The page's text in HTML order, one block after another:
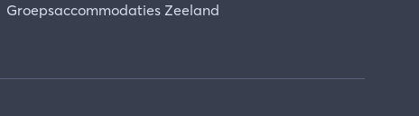
Groepsaccommodaties Zeeland